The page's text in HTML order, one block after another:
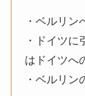
・ベルリン
・ドイツに
はドイツへ
・ベルリ